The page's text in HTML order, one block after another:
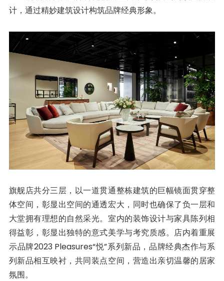
计，通过精妙建筑设计构筑品牌经典形象。
旗舰店共分三层，以一道贯通整栋建筑的巨幅镜面贯穿整
体空间，彰显出空间的通透宏大，同时也确保了负一层和
大堂拥有理想的自然采光。室内的装饰设计与家具陈列相
得益彰，彰显出独特的意式美学与考究质感。店内着重展
示品牌2023 Pleasures“悦”系列新品，品牌经典杰作与系
列新品相互映衬，共同装点空间，营造出亲切温馨的居家
氛围。